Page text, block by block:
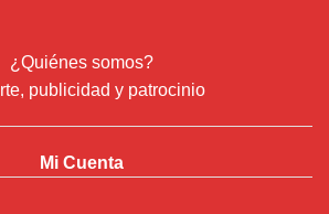
¿Quiénes somos?
publicidad y patrocinio
Mi Cuenta